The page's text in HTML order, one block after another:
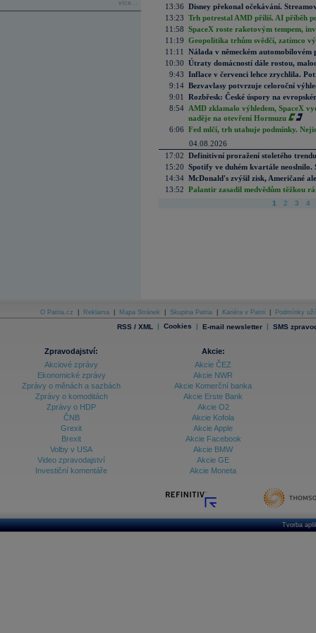
více...
13:36 Disney překonal očekávání.
13:23 Trh potrestal AMD příliš. AI příběh
11:58 SpaceX roste raketovým tempem,
11:19 Geopolitika trhům svědčí, zatímco
11:11
Nálada v německém automobilovém
10:30 Útraty domácností dále rostou,
9:43 Inflace v červenci lehce zrychlila.
9:14 Bezvavlasy potvrzuje celoroční
9:01
Rozbřesk: České úspory na
8:54 AMD zklamalo výhledem, SpaceX
naděje na otevření Hormuzu
6:06 Fed mlčí, trh utahuje podmínky.
04.08.2026
17:02 Definitivní proražení stoletého
15:20 Spotify ve duhém kvartále neoslnilo.
14:34 McDonald's zvýšil zisk, Američané
13:52 Palantir zasadil medvědům těžkou
1 2 3 4
O Patria.cz Reklama Mapa Stránek Skupina Patria Kariéra v Patrii Podmínky
RSS / XML | Cookies | E-mail newsletter | SMS
Zpravodajství:
Akciové zprávy
Ekonomické zprávy
Zprávy o měnách a sazbách
Zprávy o komoditách
Zprávy o HDP
ČNB
Grexit
Brexit
Volby v USA
Video zpravodajství
Investiční komentáře
Akcie:
Akcie ČEZ
Akcie NWR
Akcie Komerční banka
Akcie Erste Bank
Akcie O2
Akcie Kofola
Akcie Apple
Akcie Facebook
Akcie BMW
Akcie GE
Akcie Moneta
Tvorba